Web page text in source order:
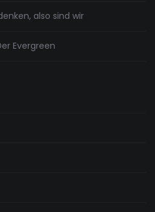
also sind wir
Evergreen